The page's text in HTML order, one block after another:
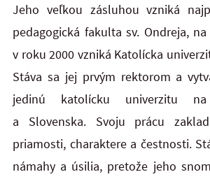
Jeho veľkou zásluhou vzniká
pedagogická fakulta sv. Ondreja,
v roku 2000 vzniká Katolícka
Stáva sa jej prvým rektorom a
jedinú katolícku univerzitu
a Slovenska. Svoju prácu
priamosti, charaktere a čestnosti.
námahy a úsilia, pretože jeho